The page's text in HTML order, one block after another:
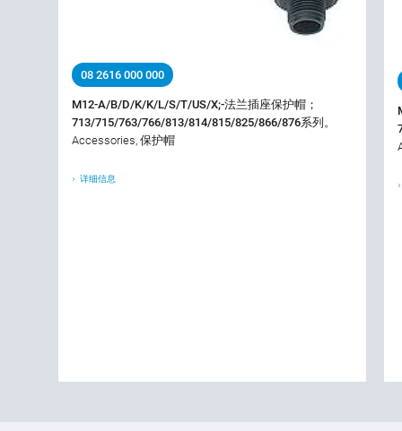
08 2616 000 000
M12-A/B/D/K/K/L/S/T/US/X;-法兰插座保护帽；
713/715/763/766/813/814/815/825/866/876系列。
Accessories, 保护帽
详细信息